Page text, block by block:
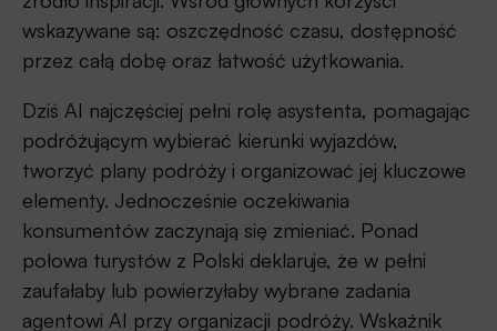
wskazywane są: oszczędność czasu, dostępność
przez całą dobę oraz łatwość użytkowania.
Dziś AI najczęściej pełni rolę asystenta, pomagając
podróżującym wybierać kierunki wyjazdów,
tworzyć plany podróży i organizować jej kluczowe
elementy. Jednocześnie oczekiwania
konsumentów zaczynają się zmieniać. Ponad
połowa turystów z Polski deklaruje, że w pełni
zaufałaby lub powierzyłaby wybrane zadania
agentowi AI przy organizacji podróży. Wskaźnik